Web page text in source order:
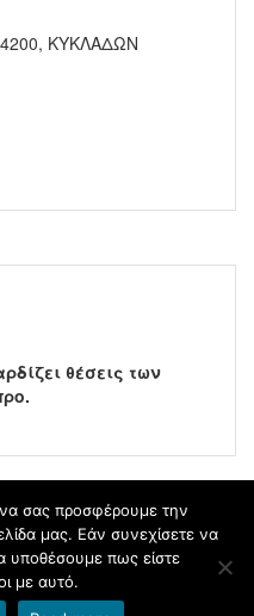
ΚΥΚΛΑΔΩΝ
θέσεις των
σας προσφέρουμε την
μας. Εάν συνεχίσετε να
υποθέσουμε πως είστε
με αυτό.